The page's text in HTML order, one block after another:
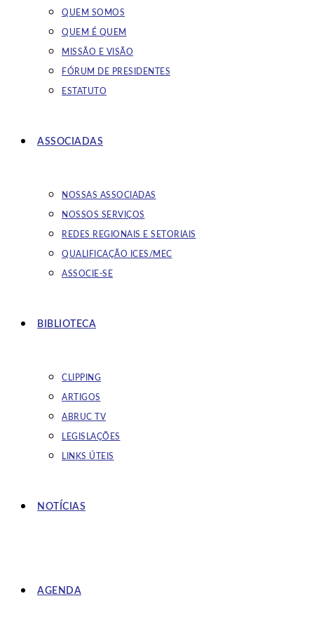
QUEM SOMOS
QUEM É QUEM
MISSÃO E VISÃO
FÓRUM DE PRESIDENTES
ESTATUTO
ASSOCIADAS
NOSSAS ASSOCIADAS
NOSSOS SERVIÇOS
REDES REGIONAIS E SETORIAIS
QUALIFICAÇÃO ICES/MEC
ASSOCIE-SE
BIBLIOTECA
CLIPPING
ARTIGOS
ABRUC TV
LEGISLAÇÕES
LINKS ÚTEIS
NOTÍCIAS
AGENDA